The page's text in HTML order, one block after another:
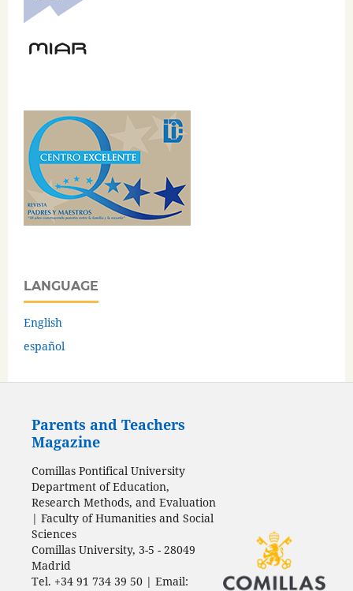
LANGUAGE
English
español
Parents and Teachers
Magazine
Comillas Pontifical University
Department of Education,
Research Methods, and Evaluation
| Faculty of Humanities and Social
Sciences
Comillas University, 3-5 - 28049
Madrid
Tel. +34 91 734 39 50 | Email: